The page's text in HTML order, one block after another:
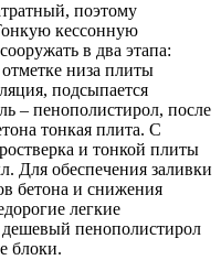
поэтому
кессонную
в два этапа:
отметке низа плиты
подсыпается
– пенополистирол, после
тонкая плита. С
и тонкой плиты
Для обеспечения заливки
бетона и снижения
легкие
пенополистирол
блоки.